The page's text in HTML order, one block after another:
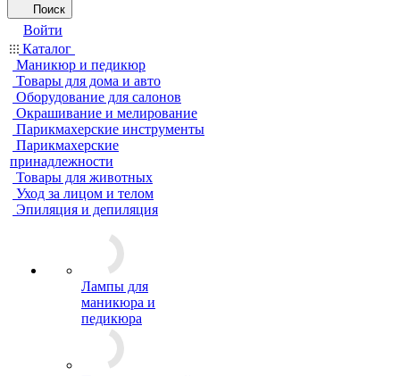
Поиск
Войти
Каталог
Маникюр и педикюр
Товары для дома и авто
Оборудование для салонов
Окрашивание и мелирование
Парикмахерские инструменты
Парикмахерские
принадлежности
Товары для животных
Уход за лицом и телом
Эпиляция и депиляция
Лампы для
маникюра и
педикюра